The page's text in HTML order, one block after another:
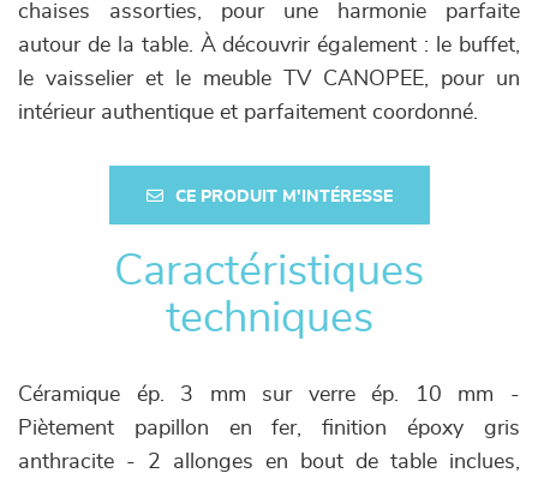
chaises assorties, pour une harmonie parfaite
autour de la table. À découvrir également : le buffet,
le vaisselier et le meuble TV CANOPEE, pour un
intérieur authentique et parfaitement coordonné.
CE PRODUIT M'INTÉRESSE
Caractéristiques
techniques
Céramique ép. 3 mm sur verre ép. 10 mm -
Piètement papillon en fer, finition époxy gris
anthracite - 2 allonges en bout de table inclues,